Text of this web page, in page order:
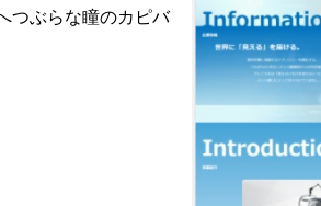
つぶらな瞳のカピバ